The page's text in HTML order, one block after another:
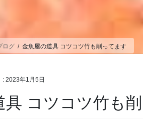
ログ 金魚屋の道具 コツコツ竹も削ってます
:2023年1月5日
具 コツコツ竹も